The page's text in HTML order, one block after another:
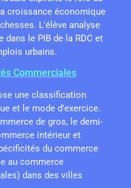
croissance économique
L’élève analyse
dans le PIB de la RDC et
urbains.
Commerciales
une classification
et le mode d’exercice.
de gros, le demi-
intérieur et
du commerce
au commerce
dans des villes